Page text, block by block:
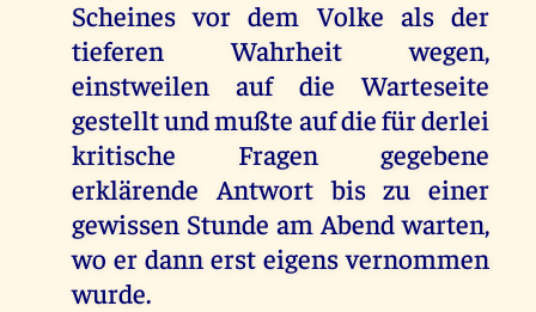
Scheines vor dem Volke als der
tieferen Wahrheit wegen,
einstweilen auf die Warteseite
gestellt und mußte auf die für derlei
kritische Fragen gegebene
erklärende Antwort bis zu einer
gewissen Stunde am Abend warten,
wo er dann erst eigens vernommen
wurde.